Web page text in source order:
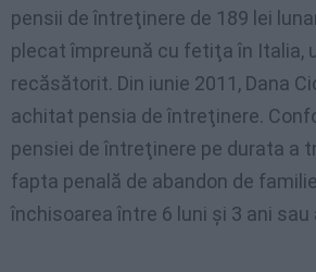
pensii de întreţinere de 189 lei
plecat împreună cu fetiţa în Italia,
recăsătorit. Din iunie 2011, Dana
achitat pensia de întreţinere.
pensiei de întreţinere pe durata a
fapta penală de abandon de
închisoarea între 6 luni şi 3 ani sau